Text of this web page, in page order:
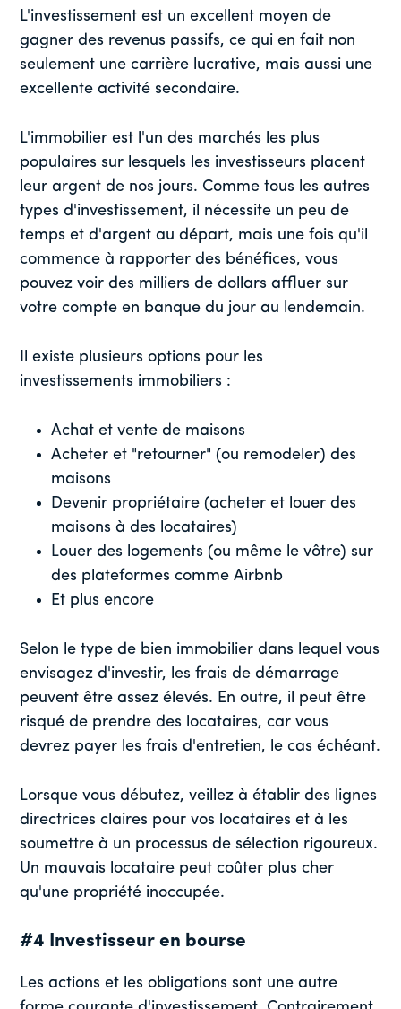
L'investissement est un excellent moyen de
gagner des revenus passifs, ce qui en fait non
seulement une carrière lucrative, mais aussi une
excellente activité secondaire.
L'immobilier est l'un des marchés les plus
populaires sur lesquels les investisseurs placent
leur argent de nos jours. Comme tous les autres
types d'investissement, il nécessite un peu de
temps et d'argent au départ, mais une fois qu'il
commence à rapporter des bénéfices, vous
pouvez voir des milliers de dollars affluer sur
votre compte en banque du jour au lendemain.
Il existe plusieurs options pour les
investissements immobiliers :
Achat et vente de maisons
Acheter et "retourner" (ou remodeler) des
maisons
Devenir propriétaire (acheter et louer des
maisons à des locataires)
Louer des logements (ou même le vôtre) sur
des plateformes comme Airbnb
Et plus encore
Selon le type de bien immobilier dans lequel vous
envisagez d'investir, les frais de démarrage
peuvent être assez élevés. En outre, il peut être
risqué de prendre des locataires, car vous
devrez payer les frais d'entretien, le cas échéant.
Lorsque vous débutez, veillez à établir des lignes
directrices claires pour vos locataires et à les
soumettre à un processus de sélection rigoureux.
Un mauvais locataire peut coûter plus cher
qu'une propriété inoccupée.
#4 Investisseur en bourse
Les actions et les obligations sont une autre